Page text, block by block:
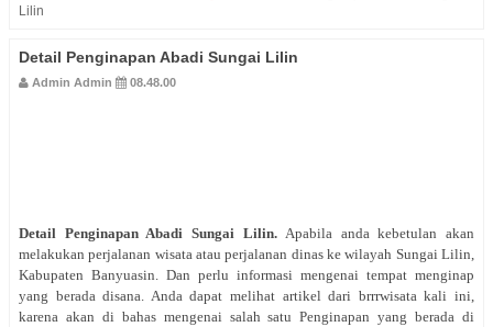
Lilin
Detail Penginapan Abadi Sungai Lilin
Admin Admin 08.48.00
Detail Penginapan Abadi Sungai Lilin.Apabila anda kebetulan akan
melakukan perjalanan wisata atau perjalanan dinas ke wilayah Sungai Lilin,
Kabupaten Banyuasin. Dan perlu informasi mengenai tempat menginap
yang berada disana. Anda dapat melihat artikel dari brrrwisata kali ini,
karena akan di bahas mengenai salah satu Penginapan yang berada di